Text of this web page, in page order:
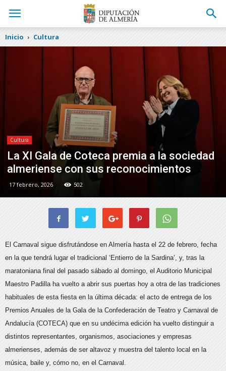
Inicio Cultura
Cultura
La XI Gala de Coteca premia a la sociedad
almeriense con sus reconocimientos
17 febrero, 2026 502
El Carnaval sigue disfrutándose en Almería hasta el 22 de febrero, fecha
en la que tendrá lugar el tradicional ‘Entierro de la Sardina’, y, tras la
maratoniana final del pasado sábado al domingo, el Auditorio Municipal
Maestro Padilla ha vuelto a abrir sus puertas hoy a otra de las tradiciones
habituales de esta fiesta en la última década: el acto de entrega de los
Premios Anuales de la Gala de la Confederación de Teatro y Carnaval de
Andalucía (COTECA) que en su undécima edición ha vuelto distinguir a
distintos representantes, organismos, asociaciones y empresas
almerienses, además de ser altavoz y muestra del talento local en la
música, baile y, cómo no, en el Carnaval.